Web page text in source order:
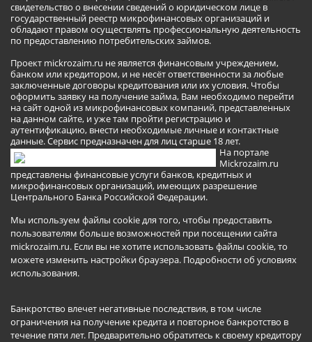
свидетельство о внесении сведений о юридическом лице в
государственный реестр микрофинансовых организаций и
обладают правом осуществлять профессиональную деятельность
по предоставлению потребительских займов.
Проект mickrozaim.ru не является финансовым учреждением,
банком или кредитором, и не несёт ответственности за любые
заключенные договоры кредитования или их условия. Чтобы
оформить заявку на получение займа, Вам необходимо перейти
на сайт одной из микрофинансовых компаний, представленных
на данном сайте, и уже там пройти регистрацию и
аутентификацию, внести необходимые личные и контактные
данные. Сервис предназначен для лиц старше 18 лет.
На портале
Mickrozaim.ru
представлены финансовые услуги банков, кредитных и
микрофинансовых организаций, имеющих разрешение
Центрального Банка Российской Федерации.
Мы используем файлы cookie для того, чтобы предоставить
пользователям больше возможностей при посещении сайта
mickrozaim.ru. Если вы не хотите использовать файлы cookie, то
можете изменить настройки браузера. Подробности об условиях
использования.
Банкротство влечет негативные последствия, в том числе
ограничения на получение кредита и повторное банкротство в
течение пяти лет. Предварительно обратитесь к своему кредитору